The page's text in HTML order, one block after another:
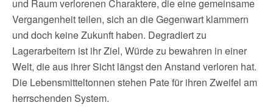
und Raum verlorenen Charaktere, die eine gemeinsame
Vergangenheit teilen, sich an die Gegenwart klammern
und doch keine Zukunft haben. Degradiert zu
Lagerarbeitern ist ihr Ziel, Würde zu bewahren in einer
Welt, die aus ihrer Sicht längst den Anstand verloren hat.
Die Lebensmitteltonnen stehen Pate für ihren Zweifel am
herrschenden System.